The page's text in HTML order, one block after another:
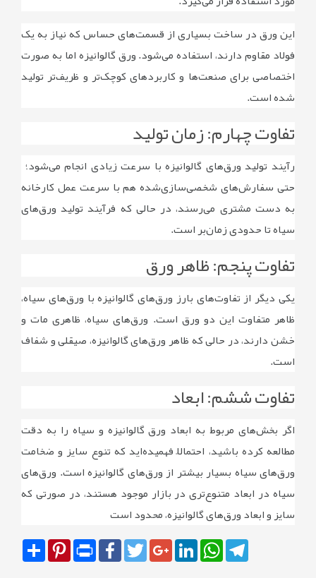
این ورق در ساخت بسیاری از قسمت‌های حساس که نیاز به یک
فولاد مقاوم دارند، استفاده می‌شود. ورق گالوانیزه اما به صورت
اختصاصی برای صنعت‌ها و کاربردهای کوچک‌تر و ظریف‌تر تولید
شده است.
تفاوت چهارم: زمان تولید
رآیند تولید ورق‌های گالوانیزه با سرعت زیادی انجام می‌شود؛
حتی سفارش‌های شخصی‌سازی‌شده هم با سرعت عمل کارخانه
به دست مشتری می‌رسند، در حالی ‌که فرآیند تولید ورق‌های
سیاه تا حدودی زمان‌بر است.
تفاوت پنجم: ظاهر ورق
یکی دیگر از تفاوت‌های بارز ورق‌های گالوانیزه با ورق‌های سیاه،
ظاهر متفاوت این دو ورق است. ورق‌های سیاه، ظاهری مات و
خشن دارند، در حالی ‌که ظاهر ورق‌های گالوانیزه، صیقلی و شفاف
است.
تفاوت ششم: ابعاد
اگر بخش‌های مربوط به ابعاد ورق گالوانیزه و سیاه را به دقت
مطالعه کرده باشید، احتمالاً فهمیده‌اید که تنوع سایز و ضخامت
ورق‌های سیاه بسیار بیشتر از ورق‌های گالوانیزه است. ورق‌های
سیاه در ابعاد متنوع‌تری در بازار موجود هستند، در صورتی‌ که
سایز و ابعاد ورق‌های گالوانیزه، محدود است
SharePinterest Print
FacebookTwitterGoogle+LinkedInWhatsAppTelegram